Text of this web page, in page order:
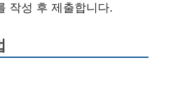
작성 후 제출합니다.